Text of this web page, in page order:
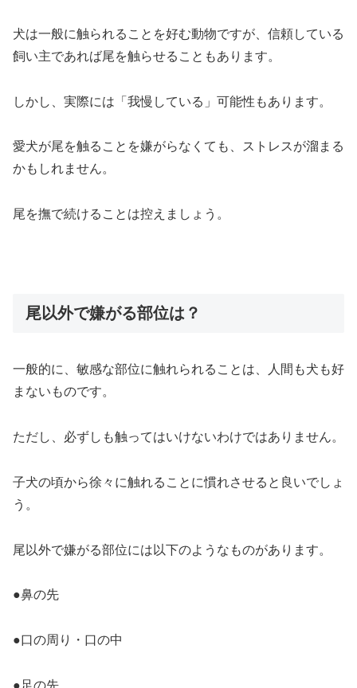
犬は一般に触られることを好む動物ですが、信頼している
飼い主であれば尾を触らせることもあります。
しかし、実際には「我慢している」可能性もあります。
愛犬が尾を触ることを嫌がらなくても、ストレスが溜まる
かもしれません。
尾を撫で続けることは控えましょう。
尾以外で嫌がる部位は？
一般的に、敏感な部位に触れられることは、人間も犬も好
まないものです。
ただし、必ずしも触ってはいけないわけではありません。
子犬の頃から徐々に触れることに慣れさせると良いでしょ
う。
尾以外で嫌がる部位には以下のようなものがあります。
●鼻の先
●口の周り・口の中
●足の先